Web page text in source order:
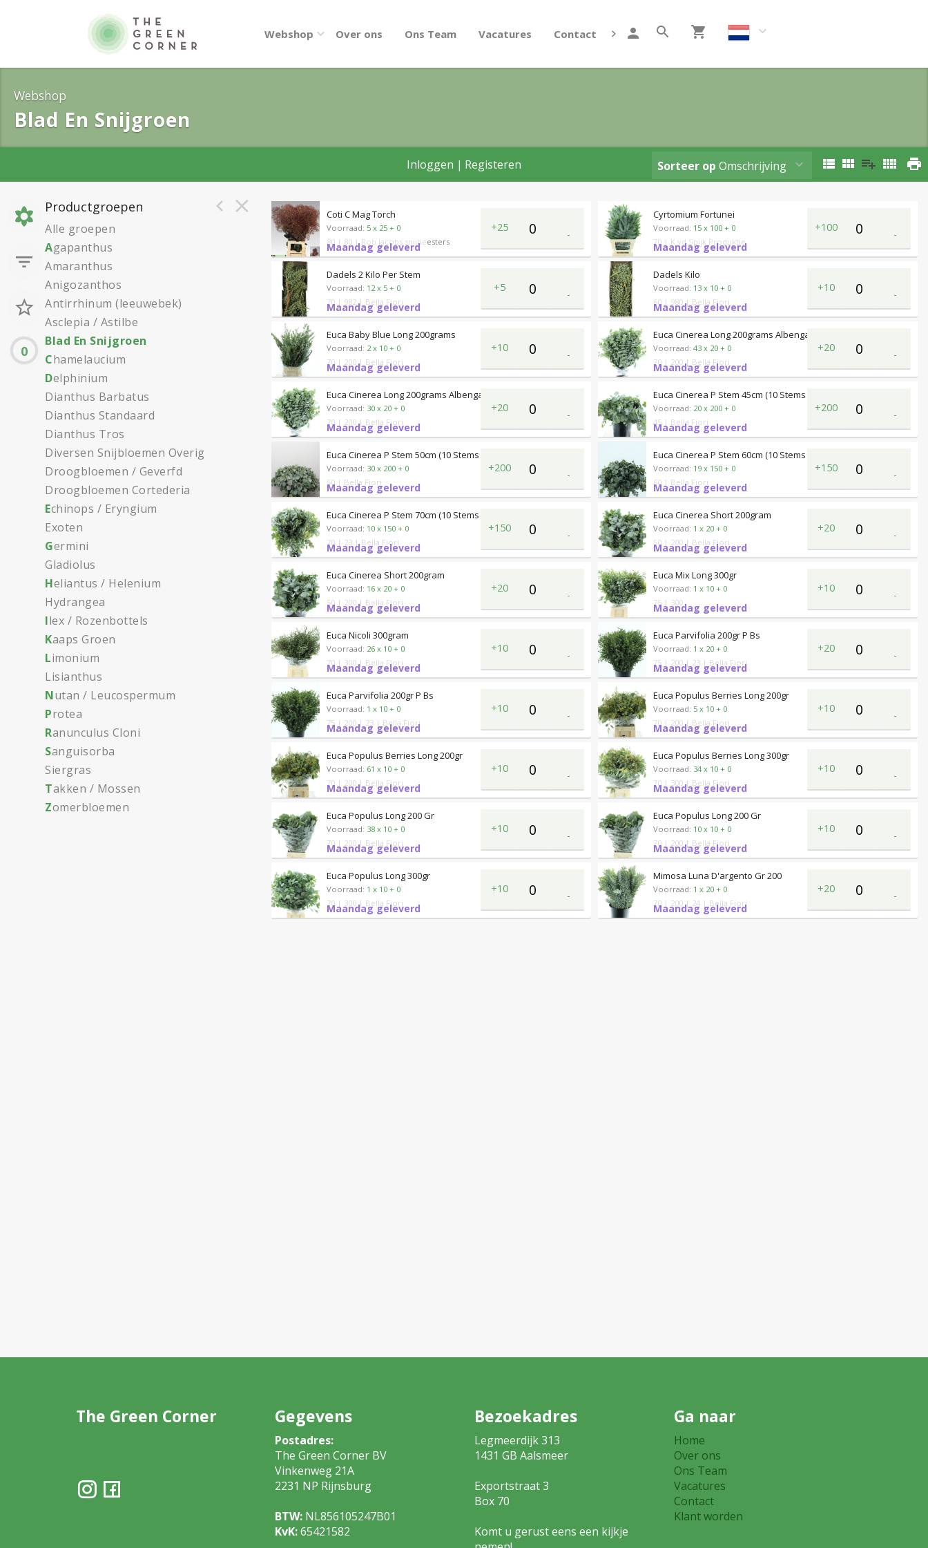
Webshop Over ons Ons Team Vacatures Contact Klant worden
Webshop
Blad En Snijgroen
Inloggen | Registeren Sorteer op Omschrijving
0
Productgroepen
Alle groepen
Agapanthus
Amaranthus
Anigozanthos
Antirrhinum (leeuwebek)
Asclepia / Astilbe
Blad En Snijgroen
Chamelaucium
Delphinium
Dianthus Barbatus
Dianthus Standaard
Dianthus Tros
Diversen Snijbloemen Overig
Droogbloemen / Geverfd
Droogbloemen Cortederia
Echinops / Eryngium
Exoten
Germini
Gladiolus
Heliantus / Helenium
Hydrangea
Ilex / Rozenbottels
Kaaps Groen
Limonium
Lisianthus
Nutan / Leucospermum
Protea
Ranunculus Cloni
Sanguisorba
Siergras
Takken / Mossen
Zomerbloemen
Maandag geleverd
Coti C Mag Torch
Voorraad: 5 x 25 + 0
80 | 80 | Rob Jacobs snijheesters
+25
-
Maandag geleverd
Cyrtomium Fortunei
Voorraad: 15 x 100 + 0
70 | K vd Spijk Produktie
+100
-
Maandag geleverd
Dadels 2 Kilo Per Stem
Voorraad: 12 x 5 + 0
70 | 982 | Bella Fiori
+5
-
Maandag geleverd
Dadels Kilo
Voorraad: 13 x 10 + 0
60 | 980 | Bella Fiori
+10
-
Maandag geleverd
Euca Baby Blue Long 200grams
Voorraad: 2 x 10 + 0
70 | 200 | Bella Fiori
+10
-
Maandag geleverd
Euca Cinerea Long 200grams Albenga
Voorraad: 43 x 20 + 0
70 | 200 | Bella Fiori
+20
-
Maandag geleverd
Euca Cinerea Long 200grams Albenga
Voorraad: 30 x 20 + 0
70 | 200 | Bella Fiori
+20
-
Maandag geleverd
Euca Cinerea P Stem 45cm (10 Stems Per Bunch)
Voorraad: 20 x 200 + 0
45 | Bella Fiori
+200
-
Maandag geleverd
Euca Cinerea P Stem 50cm (10 Stems Per Bunch)
Voorraad: 30 x 200 + 0
50 | Bella Fiori
+200
-
Maandag geleverd
Euca Cinerea P Stem 60cm (10 Stems Per Bunch)
Voorraad: 19 x 150 + 0
60 | Bella Fiori
+150
-
Maandag geleverd
Euca Cinerea P Stem 70cm (10 Stems Per Bunch)
Voorraad: 10 x 150 + 0
70 | 23 | Bella Fiori
+150
-
Maandag geleverd
Euca Cinerea Short 200gram
Voorraad: 1 x 20 + 0
50 | 200 | Bella Fiori
+20
-
Maandag geleverd
Euca Cinerea Short 200gram
Voorraad: 16 x 20 + 0
50 | 200 | Bella Fiori
+20
-
Maandag geleverd
Euca Mix Long 300gr
Voorraad: 1 x 10 + 0
75 | 300
+10
-
Maandag geleverd
Euca Nicoli 300gram
Voorraad: 26 x 10 + 0
70 | 300 | Bella Fiori
+10
-
Maandag geleverd
Euca Parvifolia 200gr P Bs
Voorraad: 1 x 20 + 0
75 | 200 | 23 | Bella Fiori
+20
-
Maandag geleverd
Euca Parvifolia 200gr P Bs
Voorraad: 1 x 10 + 0
75 | 200 | 23 | Bella Fiori
+10
-
Maandag geleverd
Euca Populus Berries Long 200gr
Voorraad: 5 x 10 + 0
70 | 200 | Bella Fiori
+10
-
Maandag geleverd
Euca Populus Berries Long 200gr
Voorraad: 61 x 10 + 0
70 | 200 | Bella Fiori
+10
-
Maandag geleverd
Euca Populus Berries Long 300gr
Voorraad: 34 x 10 + 0
70 | 300 | Bella Fiori
+10
-
Maandag geleverd
Euca Populus Long 200 Gr
Voorraad: 38 x 10 + 0
70 | 200 | Bella Fiori
+10
-
Maandag geleverd
Euca Populus Long 200 Gr
Voorraad: 10 x 10 + 0
70 | 200 | Bella Fiori
+10
-
Maandag geleverd
Euca Populus Long 300gr
Voorraad: 1 x 10 + 0
70 | 300 | Bella Fiori
+10
-
Maandag geleverd
Mimosa Luna D'argento Gr 200
Voorraad: 1 x 20 + 0
70 | 200 | 24 | Bella Fiori
+20
-
The Green Corner Gegevens
Postadres:
The Green Corner BV
Vinkenweg 21A
2231 NP Rijnsburg
BTW: NL856105247B01
KvK:65421582
Bezoekadres
Legmeerdijk 313
1431 GB Aalsmeer
Exportstraat 3
Box 70
Komt u gerust eens een kijkje
Ga naar
Home
Over ons
Ons Team
Vacatures
Contact
Klant worden